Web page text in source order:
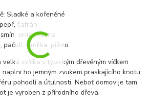
Sladké a kořeněné
šafrán
orris, malina
pačuli, vanilka, pižmo
svíčka s typickým dřevěným víčkem
ho jemným zvukem praskajícího knotu,
pohodlí a útulnosti. Neboť domov je tam,
je vyroben z přírodního dřeva.